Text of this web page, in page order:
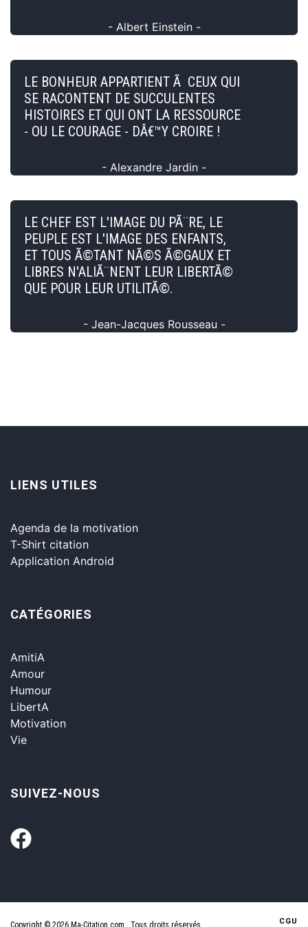
- Albert Einstein -
LE BONHEUR APPARTIENT Ã CEUX QUI
SE RACONTENT DE SUCCULENTES
HISTOIRES ET QUI ONT LA RESSOURCE
- OU LE COURAGE - DÂ€™Y CROIRE !
- Alexandre Jardin -
LE CHEF EST L'IMAGE DU PÃ¨RE, LE
PEUPLE EST L'IMAGE DES ENFANTS,
ET TOUS Ã©TANT NÃ©S Ã©GAUX ET
LIBRES N'ALIÃ¨NENT LEUR LIBERTÃ©
QUE POUR LEUR UTILITÃ©.
- Jean-Jacques Rousseau -
LIENS UTILES
Agenda de la motivation
T-Shirt citation
Application Android
CATÉGORIES
AmitiA
Amour
Humour
LibertA
Motivation
Vie
SUIVEZ-NOUS
Copyright © 2026 Ma-Citation.com . Tous droits réservés. CGU